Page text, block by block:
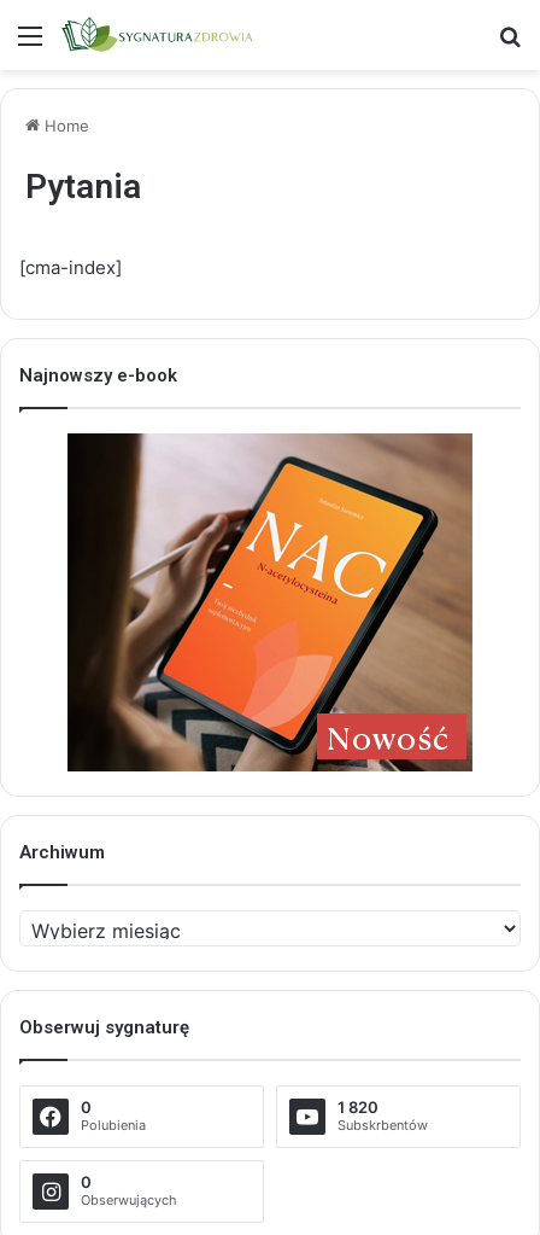
Menu
Home
Pytania
[cma-index]
Najnowszy e-book
Archiwum
Archiwum
Obserwuj sygnaturę
0
Polubienia
1 820
Subskrbentów
0
Obserwujących